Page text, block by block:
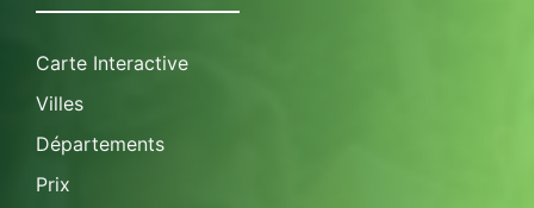
Carte Interactive
Villes
Départements
Prix